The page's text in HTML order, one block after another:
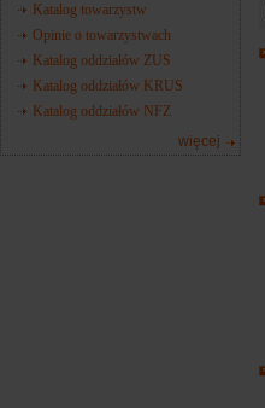
Katalog towarzystw
Opinie o towarzystwach
Katalog oddziałów ZUS
Katalog oddziałów KRUS
Katalog oddziałów NFZ
więcej